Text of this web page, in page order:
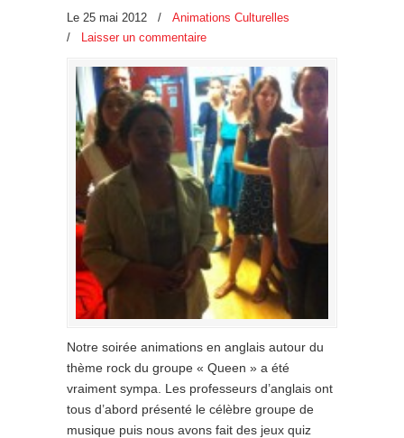
Le 25 mai 2012 /
Animations Culturelles
/
Laisser un commentaire
Notre soirée animations en anglais autour du
thème rock du groupe « Queen » a été
vraiment sympa. Les professeurs d’anglais ont
tous d’abord présenté le célèbre groupe de
musique puis nous avons fait des jeux quiz